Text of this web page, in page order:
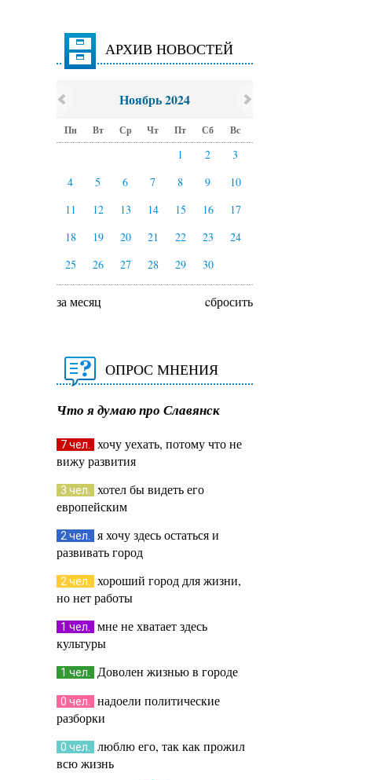
АРХИВ НОВОСТЕЙ
Ноябрь 2024
Пн Вт Ср Чт Пт Сб Вс
1 2
3
4
5 6 7 8 9
10
11
12 13 14 15 16
17
18
19 20 21 22 23
24
25
26 27 28 29 30
за месяц cбросить
ОПРОС МНЕНИЯ
Что я думаю про Славянск
7 чел.
хочу уехать, потому что не
вижу развития
3 чел.
хотел бы видеть его
европейским
2 чел.
я хочу здесь остаться и
развивать город
2 чел.
хороший город для жизни,
но нет работы
1 чел.
мне не хватает здесь
культуры
1 чел. Доволен жизнью в городе
0 чел.
надоели политические
разборки
0 чел.
люблю его, так как прожил
всю жизнь